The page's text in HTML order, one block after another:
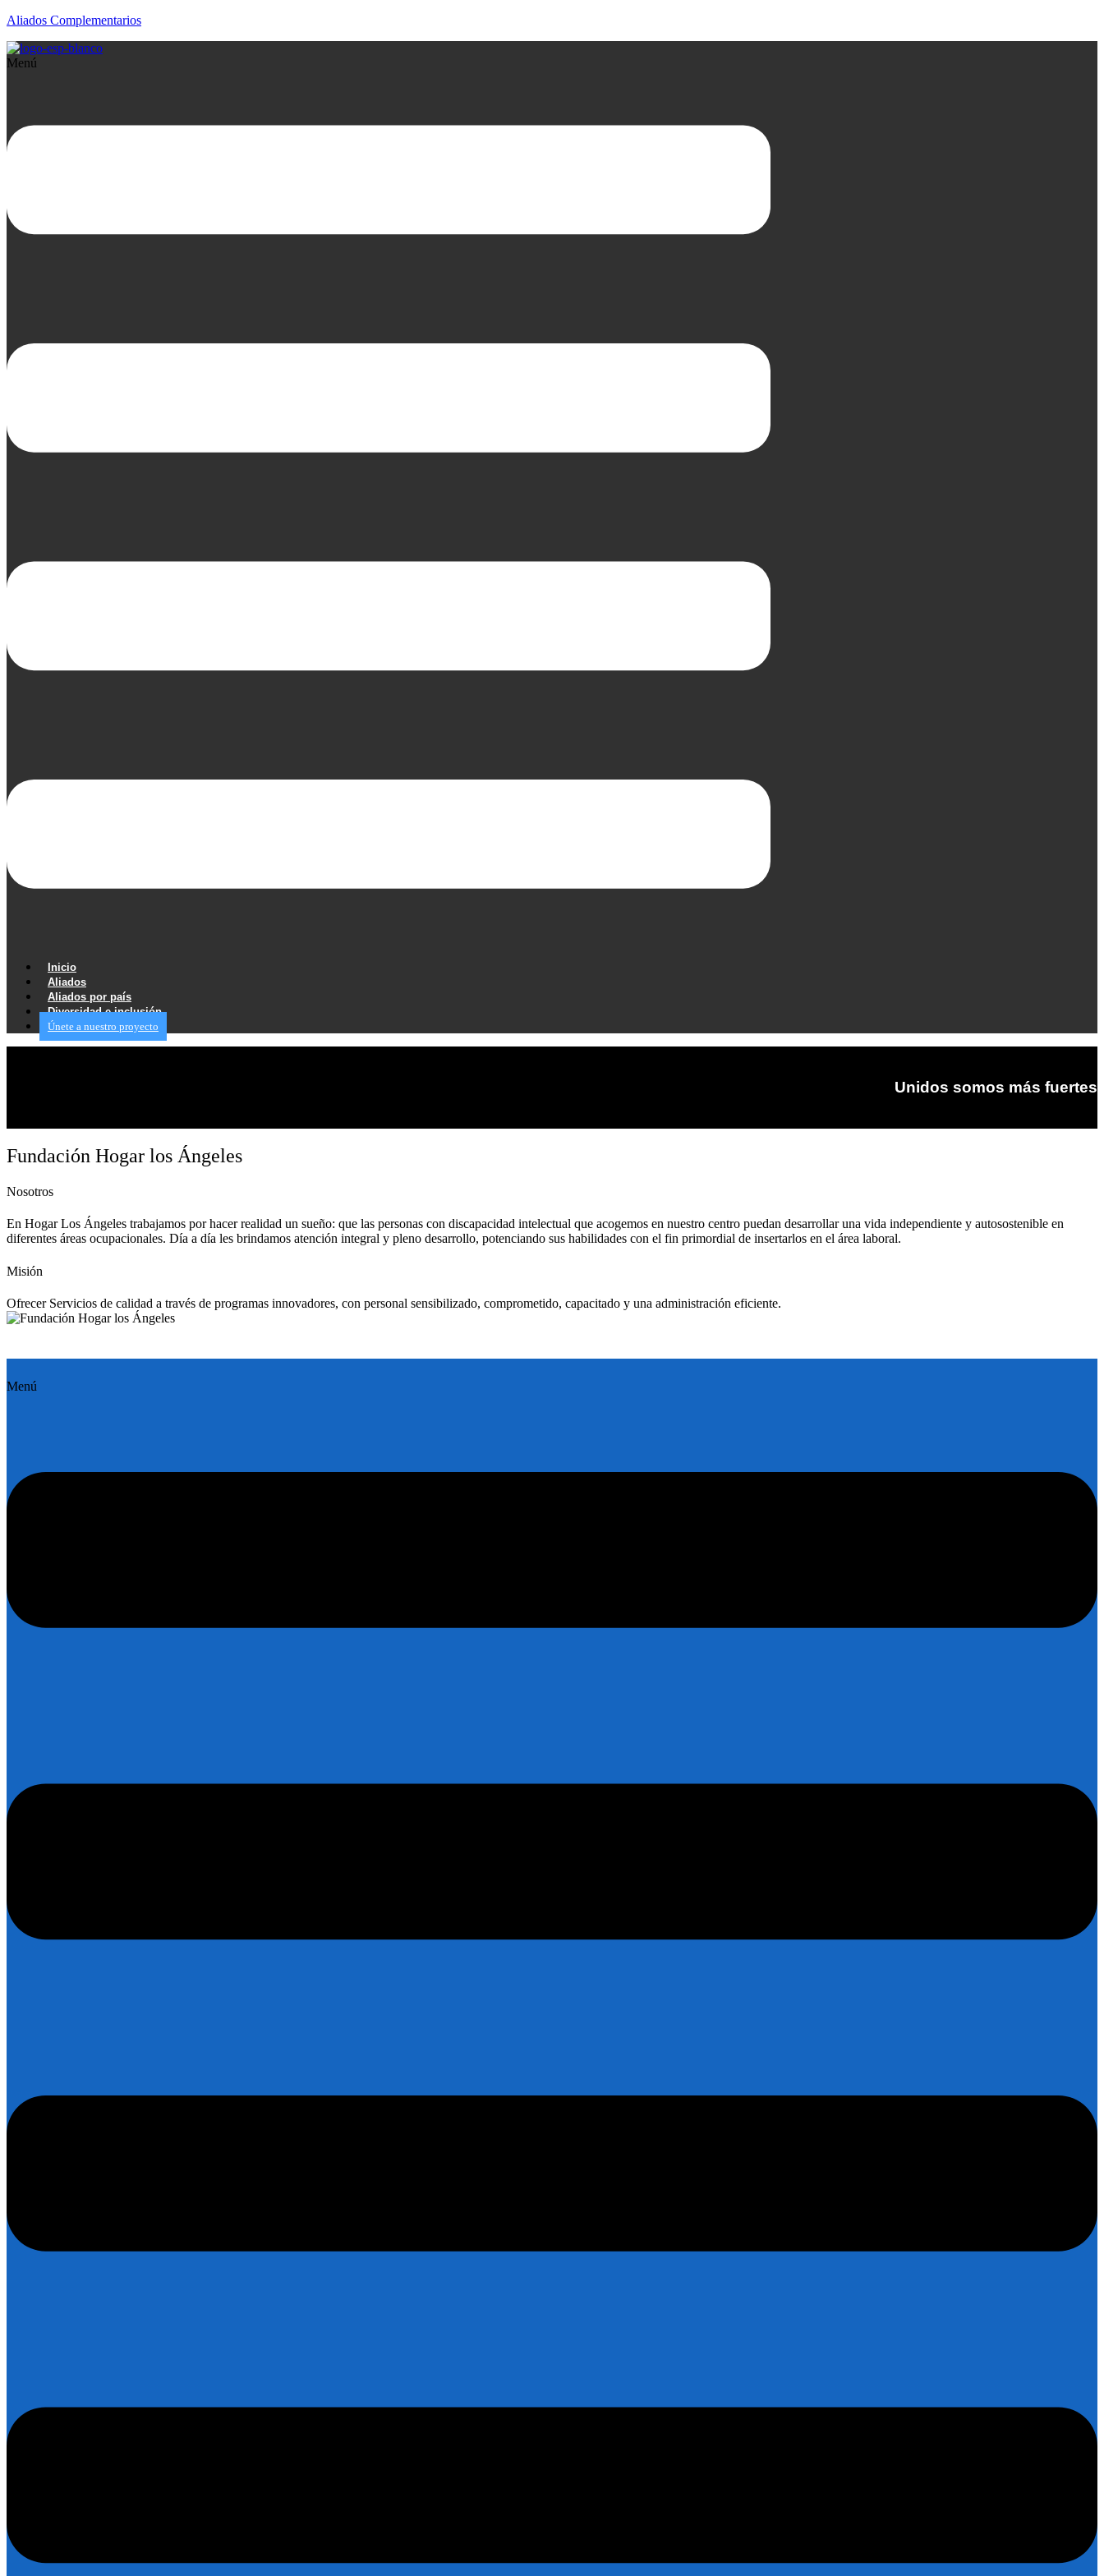
Aliados Complementarios
Menú
Inicio
Aliados
Aliados por país
Diversidad e inclusión
Únete a nuestro proyecto
Unidos somos más fuertes
Fundación Hogar los Ángeles
Nosotros
En Hogar Los Ángeles trabajamos por hacer realidad un sueño: que las personas con discapacidad intelectual que acogemos en nuestro centro puedan desarrollar una vida independiente y autosostenible en
diferentes áreas ocupacionales. Día a día les brindamos atención integral y pleno desarrollo, potenciando sus habilidades con el fin primordial de insertarlos en el área laboral.
Misión
Ofrecer Servicios de calidad a través de programas innovadores, con personal sensibilizado, comprometido, capacitado y una administración eficiente.
Menú